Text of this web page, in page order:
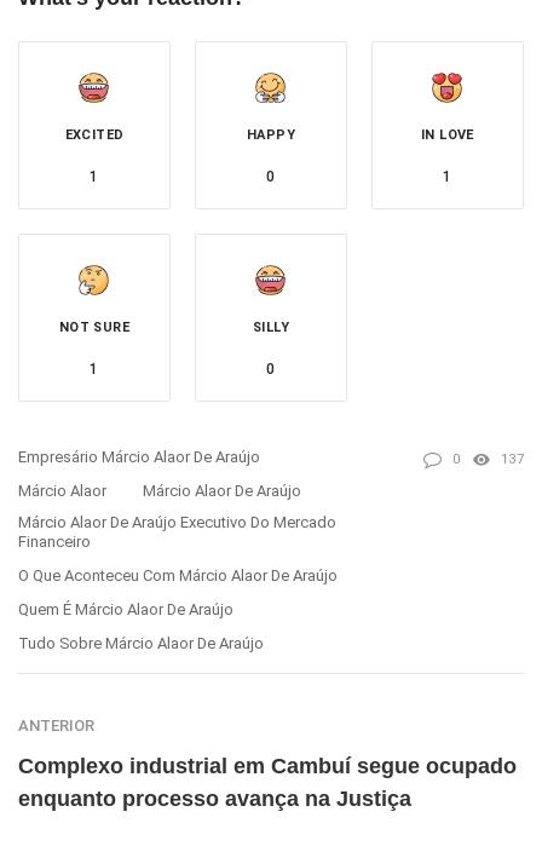
EXCITED
1
HAPPY
0
IN LOVE
1
NOT SURE
1
SILLY
0
Empresário Márcio Alaor De Araújo
Márcio Alaor
Márcio Alaor De Araújo
Márcio Alaor De Araújo Executivo Do Mercado
Financeiro
O Que Aconteceu Com Márcio Alaor De Araújo
Quem É Márcio Alaor De Araújo
Tudo Sobre Márcio Alaor De Araújo
0 137
ANTERIOR
Complexo industrial em Cambuí segue ocupado
enquanto processo avança na Justiça